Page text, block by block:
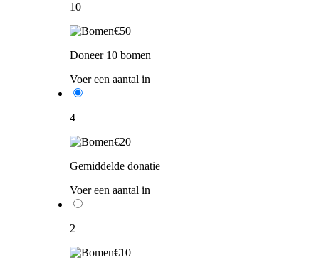
10
€50
Doneer 10 bomen
Voer een aantal in
4
€20
Gemiddelde donatie
Voer een aantal in
2
€10